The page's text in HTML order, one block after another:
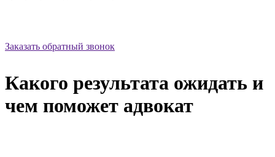
Заказать обратный звонок
Какого результата ожидать и
чем поможет адвокат